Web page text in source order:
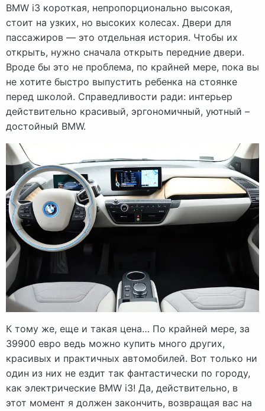
BMW i3 короткая, непропорционально высокая,
стоит на узких, но высоких колесах. Двери для
пассажиров — это отдельная история. Чтобы их
открыть, нужно сначала открыть передние двери.
Вроде бы это не проблема, по крайней мере, пока вы
не хотите быстро выпустить ребенка на стоянке
перед школой. Справедливости ради: интерьер
действительно красивый, эргономичный, уютный –
достойный BMW.
К тому же, еще и такая цена… По крайней мере, за
39900 евро ведь можно купить много других,
красивых и практичных автомобилей. Вот только ни
один из них не ездит так фантастически по городу,
как электрические BMW i3! Да, действительно, в
этот момент я должен закончить, возвращая вас на